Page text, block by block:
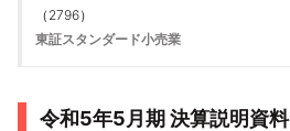
（ 2796）
東証スタンダード小売業
令和5年5月期 決算説明資料